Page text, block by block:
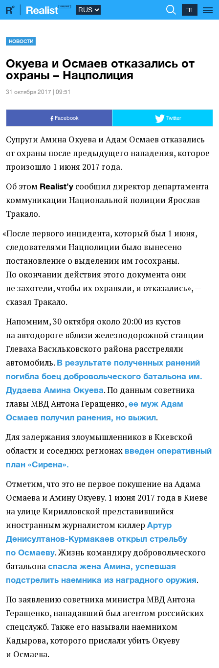
НОВОСТИ
Окуева и Осмаев отказались от
охраны – Нацполиция
31 октября 2017 | 09:51
Facebook Twitter
Супруги Амина Окуева и Адам Осмаев отказались
от охраны после предыдущего нападения, которое
произошло 1 июня 2017 года.
Об этом Realist’y сообщил директор департамента
коммуникации Национальной полиции Ярослав
Тракало.
«После первого инцидента, который был 1 июня,
следователями Нацполиции было вынесено
постановление о выделении им госохраны.
По окончании действия этого документа они
не захотели, чтобы их охраняли, и отказались», —
сказал Тракало.
Напомним, 30 октября около 20:00 из кустов
на автодороге вблизи железнодорожной станции
Глеваха Васильковского района расстреляли
автомобиль. В результате полученных ранений
погибла боец добровольческого батальона им.
Дудаева Амина Окуева. По данным советника
главы МВД Антона Геращенко, ее муж Адам
Осмаев получил ранения, но выжил.
Для задержания злоумышленников в Киевской
области и соседних регионах введен оперативный
план «Сирена».
Отметим, что это не первое покушение на Адама
Осмаева и Амину Окуеву. 1 июня 2017 года в Киеве
на улице Кирилловской представившийся
иностранным журналистом киллер Артур
Денисултанов-Курмакаев открыл стрельбу
по Осмаеву. Жизнь командиру добровольческого
батальона спасла жена Амина, успевшая
подстрелить наемника из наградного оружия.
По заявлению советника министра МВД Антона
Геращенко, нападавший был агентом российских
спецслужб. Также его называли наемником
Кадырова, которого прислали убить Окуеву
и Осмаева.